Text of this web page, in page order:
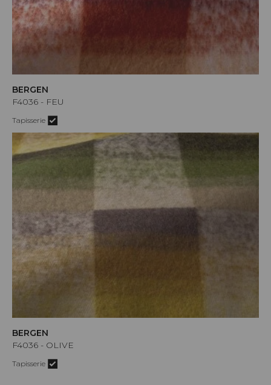
BERGEN
F4036 - FEU
Tapisserie
BERGEN
F4036 - OLIVE
Tapisserie